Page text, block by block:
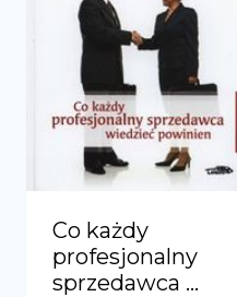
Co każdy
profesjonalny
sprzedawca …